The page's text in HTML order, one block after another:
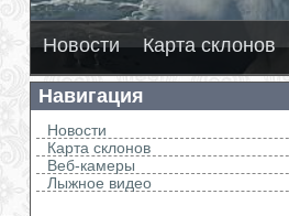
Новости Карта склонов
Навигация
Новости
Карта склонов
Веб-камеры
Лыжное видео